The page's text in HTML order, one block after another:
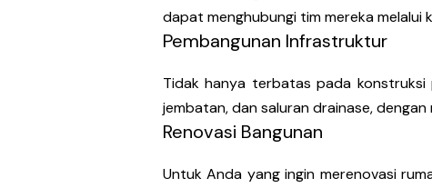
dapat menghubungi tim mereka melalui
Pembangunan Infrastruktur
Tidak hanya terbatas pada konstruksi
jembatan, dan saluran drainase,
Renovasi Bangunan
Untuk Anda yang ingin merenovasi